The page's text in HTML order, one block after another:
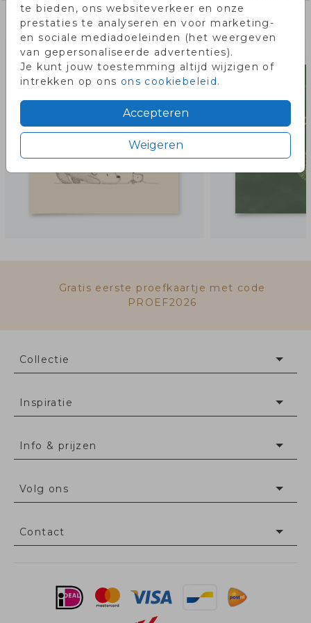
te bieden, ons websiteverkeer en onze
prestaties te analyseren en voor marketing-
en sociale mediadoeleinden (het weergeven
van gepersonaliseerde advertenties).
Je kunt jouw toestemming altijd wijzigen of
intrekken op ons ons cookiebeleid.
Accepteren
Weigeren
Misschien vind je dit ook leuk!
Gratis eerste proefkaartje met code
PROEF2026
Collectie
Inspiratie
Info & prijzen
Volg ons
Contact